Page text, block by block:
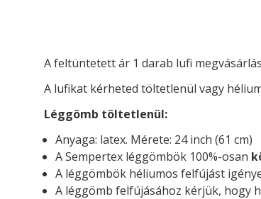
A feltüntetett ár 1 darab lufi
A lufikat kérheted töltetlenül vagy
Léggömb töltetlenül:
Anyaga: latex. Mérete: 24 inch (61 cm)
A Sempertex léggömbök 100%-osan
A léggömbök héliumos felfújást
A léggömb felfújásához kérjük, hogy